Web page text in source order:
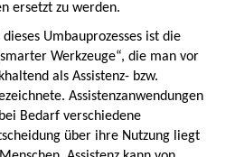
ersetzt zu werden.
Umbauprozesses ist die
Werkzeuge“, die man vor
als Assistenz- bzw.
Assistenzanwendungen
Bedarf verschiedene
über ihre Nutzung liegt